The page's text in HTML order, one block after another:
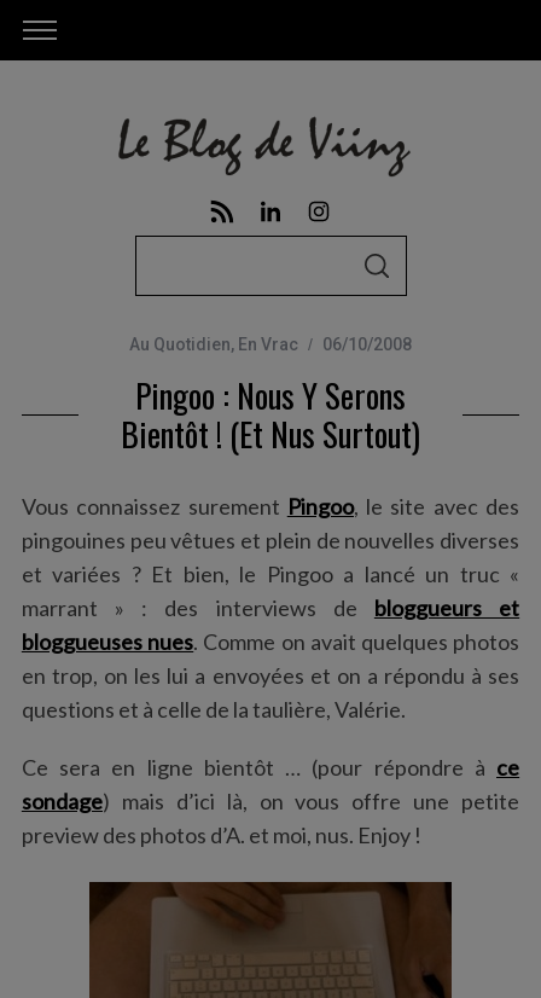
r
c
h
f
r
:
S
C
H
Au Quotidien, En Vrac 06/10/2008
Pingoo : Nous Y Serons
Bientôt ! (et Nus Surtout)
Vous connaissez surement Pingoo, le site avec des
pingouines peu vêtues et plein de nouvelles diverses
et variées ? Et bien, le Pingoo a lancé un truc «
marrant » : des interviews de bloggueurs et
bloggueuses nues. Comme on avait quelques photos
en trop, on les lui a envoyées et on a répondu à ses
questions et à celle de la taulière, Valérie.
Ce sera en ligne bientôt … (pour répondre à ce
sondage) mais d’ici là, on vous offre une petite
preview des photos d’A. et moi, nus. Enjoy !